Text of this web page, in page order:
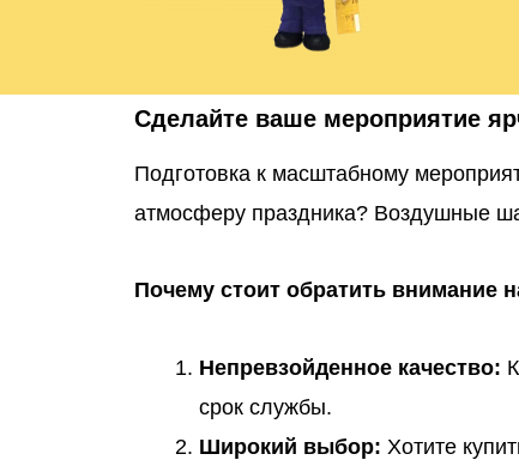
Сделайте ваше мероприятие
Подготовка к масштабному
атмосферу праздника? Воздушные
Почему стоит обратить внимание
Непревзойденное качество:
срок службы.
Широкий выбор: Хотите